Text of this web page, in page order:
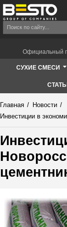
Официальный
СУХИЕ СМЕСИ
Главная / Новости /
Инвестиции в